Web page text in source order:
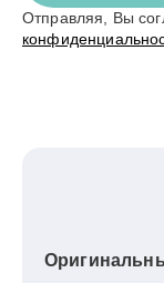
Отправляя, Вы